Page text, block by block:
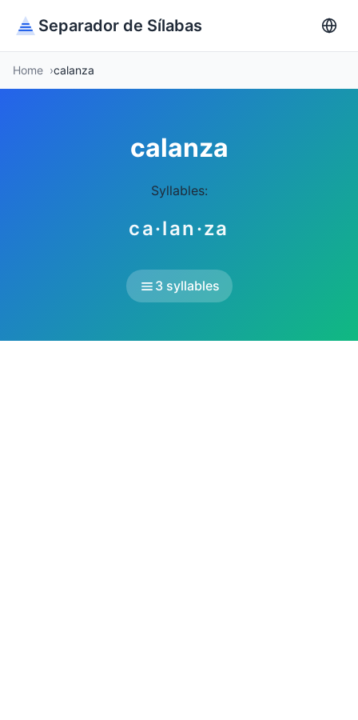
Separador de Sílabas
Home calanza
calanza
Syllables:
ca·lan·za
3 syllables